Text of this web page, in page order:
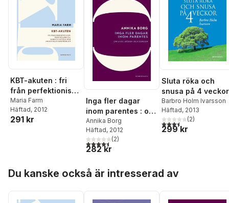
KBT-akuten : fri
från perfektionism,
kontrollbehov,
konflikträdsla och
andra
Maria Farm
Häftad, 2012
291 kr
Inga fler dagar
inom parentes : om
livet, döden och
sorgen
Annika Borg
Häftad, 2012
4,5utav 5 stjärnor. Totalt antal röster:
(2)
282 kr
Sluta röka och
snusa på 4 veckor
Barbro Holm Ivarsson
Häftad, 2013
3,5utav 5 stjärnor.
(2)
299 kr
Du kanske också är intresserad av